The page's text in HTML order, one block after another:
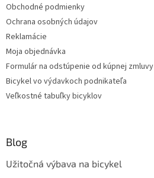
Obchodné podmienky
Ochrana osobných údajov
Reklamácie
Moja objednávka
Formulár na odstúpenie od kúpnej zmluvy
Bicykel vo výdavkoch podnikateľa
Veľkostné tabuľky bicyklov
Blog
Užitočná výbava na bicykel